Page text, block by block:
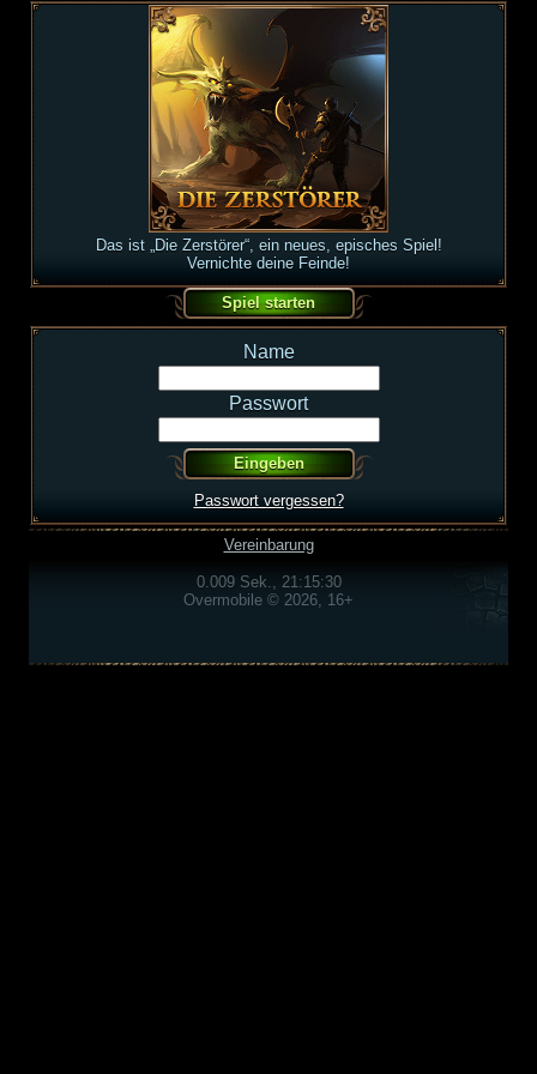
Das ist „Die Zerstörer“, ein neues, episches Spiel!
Vernichte deine Feinde!
Name
Passwort
Passwort vergessen?
Vereinbarung
0.009 Sek., 21:15:30
Overmobile © 2026, 16+